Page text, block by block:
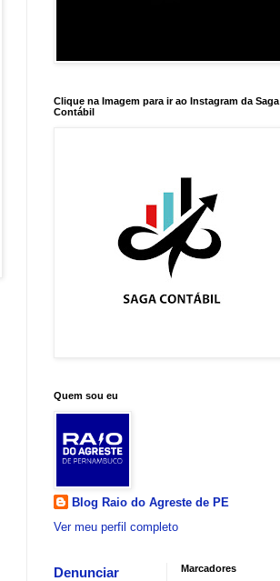
Clique na Imagem para ir ao Instagram da Saga
Contábil
Quem sou eu
Blog Raio do Agreste de PE
Ver meu perfil completo
Denunciar
Marcadores